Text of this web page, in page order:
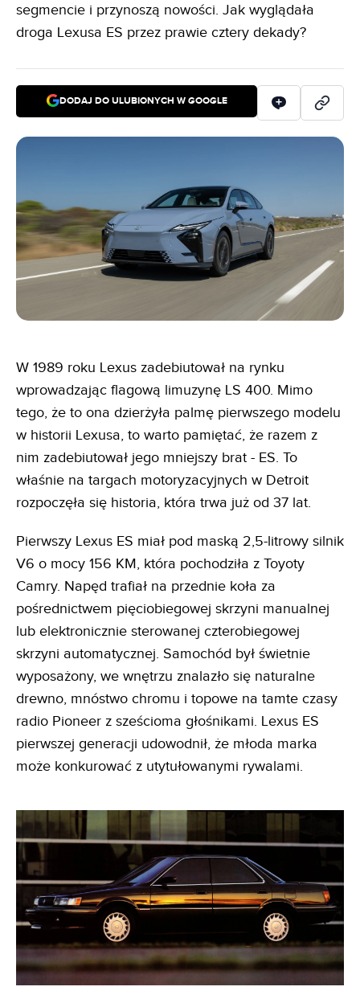
segmencie i przynoszą nowości. Jak wyglądała
droga Lexusa ES przez prawie cztery dekady?
DODAJ DO ULUBIONYCH W GOOGLE
W 1989 roku Lexus zadebiutował na rynku
wprowadzając flagową limuzynę LS 400. Mimo
tego, że to ona dzierżyła palmę pierwszego modelu
w historii Lexusa, to warto pamiętać, że razem z
nim zadebiutował jego mniejszy brat - ES. To
właśnie na targach motoryzacyjnych w Detroit
rozpoczęła się historia, która trwa już od 37 lat.
Pierwszy Lexus ES miał pod maską 2,5-litrowy silnik
V6 o mocy 156 KM, która pochodziła z Toyoty
Camry. Napęd trafiał na przednie koła za
pośrednictwem pięciobiegowej skrzyni manualnej
lub elektronicznie sterowanej czterobiegowej
skrzyni automatycznej. Samochód był świetnie
wyposażony, we wnętrzu znalazło się naturalne
drewno, mnóstwo chromu i topowe na tamte czasy
radio Pioneer z sześcioma głośnikami. Lexus ES
pierwszej generacji udowodnił, że młoda marka
może konkurować z utytułowanymi rywalami.